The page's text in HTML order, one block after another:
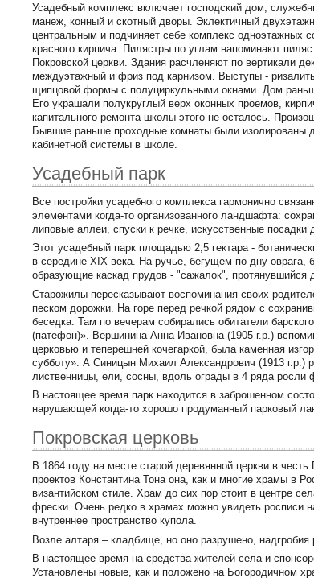
Усадебный комплекс включает господский дом,
манеж, конный и скотный дворы. Эклектичный
центральным и подчиняет себе комплекс одноэтажных
красного кирпича. Пилястры по углам напоминают
Покровской церкви. Здания расчленяют по вертикали
междуэтажный и фриз под карнизом. Выступы -
щипцовой формы с полуциркульными окнами. Дом
Его украшали полукруглый верх оконных проемов,
капитального ремонта школы этого не осталось.
Бывшие раньше проходные комнаты были изолированы
кабинетной системы в школе.
Усадебный парк
Все постройки усадебного комплекса гармонично
элементами когда-то организованного ландшафта:
липовые аллеи, спуски к речке, искусственные посадки
Этот усадебный парк площадью 2,5 гектара -
в середине XIX века. На ручье, бегущем по дну оврага,
образующие каскад прудов - "сажалок", протянувшийся
Старожилы пересказывают воспоминания своих
песком дорожки. На горе перед речкой рядом с
беседка. Там по вечерам собирались обитатели
(патефон)». Вершинина Анна Ивановна (1905 г.р.)
церковью и теперешней кочегаркой, была каменная
субботу». А Синицын Михаил Александрович (1913 г.р.)
лиственницы, ели, сосны, вдоль ограды в 4 ряда росли
В настоящее время парк находится в заброшенном
нарушающей когда-то хорошо продуманный парковый
Покровская церковь
В 1864 году на месте старой деревянной церкви в
проектов Константина Тона она, как и многие храмы в
византийском стиле. Храм до сих пор стоит в центре
фрески. Очень редко в храмах можно увидеть росписи
внутреннее пространство купола.
Возле алтаря – кладбище, но оно разрушено,
В настоящее время на средства жителей села и
Установлены новые, как и положено на Богородичном